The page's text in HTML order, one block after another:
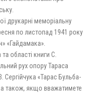
друкарні меморіальну
по листопад 1941 року
«Гайдамака».
області книги С.
рух опору Тараса
Сергійчука «Тарас Бульба-
також, якщо вважатимете